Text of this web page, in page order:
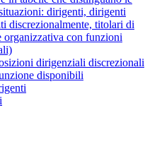
dirigenti, dirigenti
discrezionalmente, titolari di
organizzativa con funzioni
dirigenziali discrezionali
disponibili